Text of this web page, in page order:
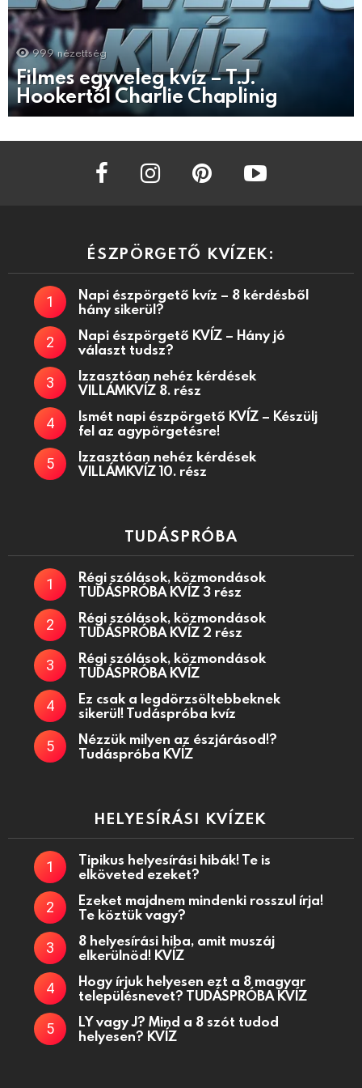
999 nézettség
Filmes egyveleg kvíz – T.J.
Hookertől Charlie Chaplinig
facebook instagram
ÉSZPÖRGETŐ KVÍZEK:
Napi észpörgető kvíz – 8 kérdésből
hány sikerül?
Napi észpörgető KVÍZ – Hány jó
választ tudsz?
Izzasztóan nehéz kérdések
VILLÁMKVÍZ 8. rész
Ismét napi észpörgető KVÍZ – Készülj
fel az agypörgetésre!
Izzasztóan nehéz kérdések
VILLÁMKVÍZ 10. rész
TUDÁSPRÓBA
Régi szólások, közmondások
TUDÁSPRÓBA KVÍZ 3 rész
Régi szólások, közmondások
TUDÁSPRÓBA KVÍZ 2 rész
Régi szólások, közmondások
TUDÁSPRÓBA KVÍZ
Ez csak a legdörzsöltebbeknek
sikerül! Tudáspróba kvíz
Nézzük milyen az észjárásod!?
Tudáspróba KVÍZ
HELYESÍRÁSI KVÍZEK
Tipikus helyesírási hibák! Te is
elköveted ezeket?
Ezeket majdnem mindenki rosszul írja!
Te köztük vagy?
8 helyesírási hiba, amit muszáj
elkerülnöd! KVÍZ
Hogy írjuk helyesen ezt a 8 magyar
településnevet? TUDÁSPRÓBA KVÍZ
LY vagy J? Mind a 8 szót tudod
helyesen? KVÍZ